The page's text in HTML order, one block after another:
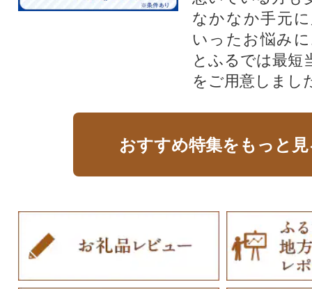
なかなか手元
いったお悩み
とふるでは最短
をご用意しまし
おすすめ特集をもっと